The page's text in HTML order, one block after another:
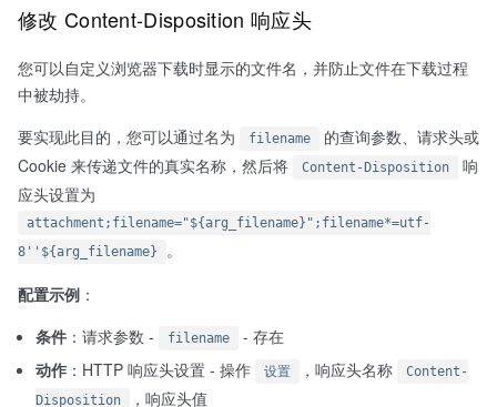
修改 Content-Disposition 响应头
您可以自定义浏览器下载时显示的文件名，并防止文件在下载过程
中被劫持。
要实现此目的，您可以通过名为
filename
的查询参数、请求头或
Cookie 来传递文件的真实名称，然后将
Content-Disposition
响
应头设置为
attachment;filename="${arg_filename}";filename*=utf-
8''${arg_filename}
。
配置示例 ：
条件 ：请求参数 - filename
- 存在
动作 ：HTTP 响应头设置 - 操作 设置 ，响应头名称
Content-
Disposition
，响应头值